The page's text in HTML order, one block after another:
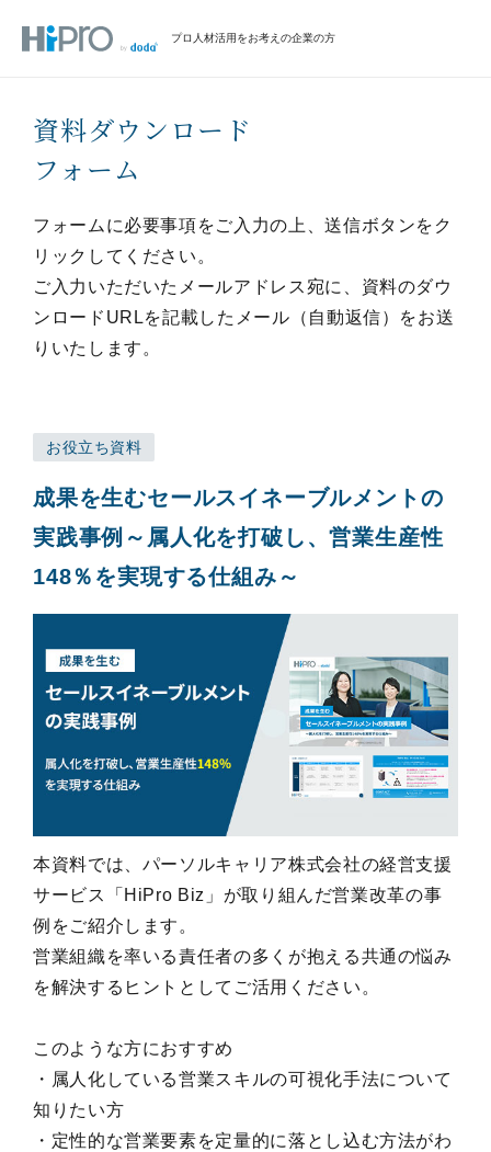
プロ人材活用をお考えの企業の方
資料ダウンロード
フォーム
フォームに必要事項をご入力の上、送信ボタンをク
リックしてください。
ご入力いただいたメールアドレス宛に、資料のダウ
ンロードURLを記載したメール（自動返信）をお送
りいたします。
お役立ち資料
成果を生むセールスイネーブルメントの
実践事例～属人化を打破し、営業生産性
148％を実現する仕組み～
本資料では、パーソルキャリア株式会社の経営支援
サービス「HiPro Biz」が取り組んだ営業改革の事
例をご紹介します。
営業組織を率いる責任者の多くが抱える共通の悩み
を解決するヒントとしてご活用ください。
このような方におすすめ
・属人化している営業スキルの可視化手法について
知りたい方
・定性的な営業要素を定量的に落とし込む方法がわ